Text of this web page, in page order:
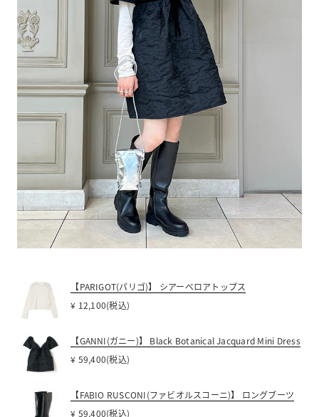
【PARIGOT(パリゴ)】 シアーベロアトップス
¥ 12,100(税込)
【GANNI(ガニー)】 Black Botanical Jacquard Mini Dress
¥ 59,400(税込)
【FABIO RUSCONI(ファビオルスコーニ)】 ロングブーツ
¥ 59,400(税込)